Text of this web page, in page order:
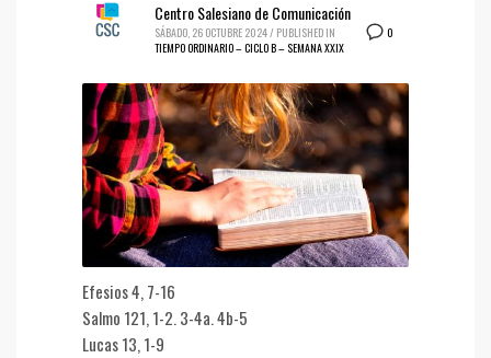
0
Centro Salesiano de Comunicación
SÁBADO, 26 OCTUBRE 2024/ PUBLISHED IN
TIEMPO ORDINARIO – CICLO B – SEMANA XXIX
Efesios 4, 7-16
Salmo 121, 1-2. 3-4a. 4b-5
Lucas 13, 1-9